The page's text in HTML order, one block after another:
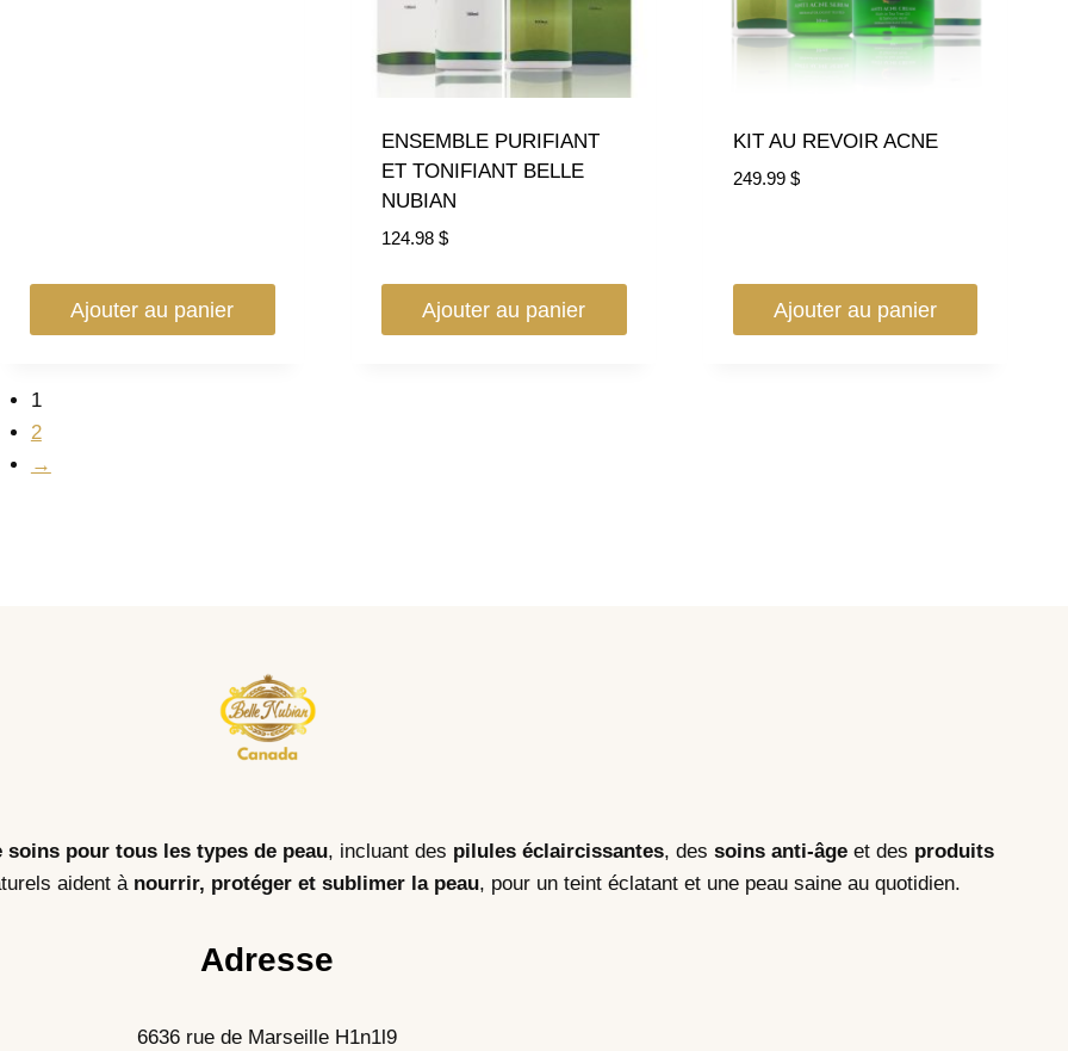
Ajouter au panier
ENSEMBLE PURIFIANT
ET TONIFIANT BELLE
NUBIAN
124.98 $
Ajouter au panier
KIT AU REVOIR ACNE
249.99 $
Ajouter au panier
1
2
→
pour tous les types de peau, incluant des pilules éclaircissantes, des soins anti-âge et des produits
aident à nourrir, protéger et sublimer la peau, pour un teint éclatant et une peau saine au quotidien.
Adresse
6636 rue de Marseille H1n1l9